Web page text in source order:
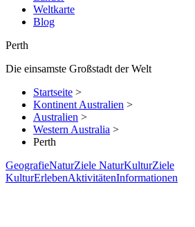
Weltkarte
Blog
Perth
Die einsamste Großstadt der Welt
Startseite >
Kontinent Australien >
Australien >
Western Australia >
Perth
GeografieNaturZiele NaturKulturZiele
KulturErlebenAktivitätenInformationen